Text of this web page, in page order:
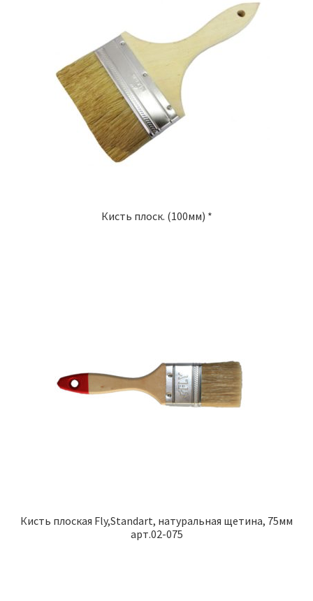
Кисть плоск. (100мм) *
Кисть плоская Fly,Standart, натуральная щетина, 75мм
арт.02-075